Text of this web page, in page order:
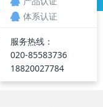
行业资讯
体系认证
服务热线：
020-85583736
18820027784